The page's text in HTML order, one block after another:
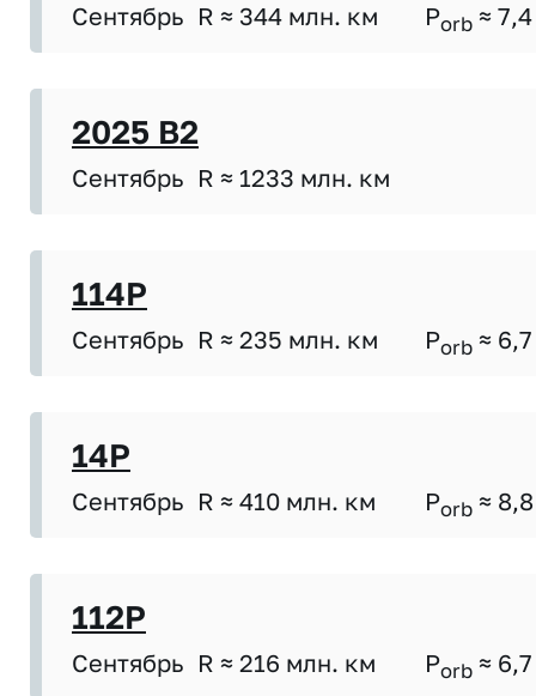
Сентябрь R ≈ 344 млн. км Porb ≈ 7,4
2025 B2
Сентябрь R ≈ 1233 млн. км
114P
Сентябрь R ≈ 235 млн. км Porb ≈ 6,7
14P
Сентябрь R ≈ 410 млн. км Porb ≈ 8,8
112P
Сентябрь R ≈ 216 млн. км Porb ≈ 6,7